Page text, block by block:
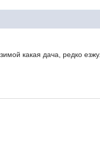
какая дача, редко езжу..